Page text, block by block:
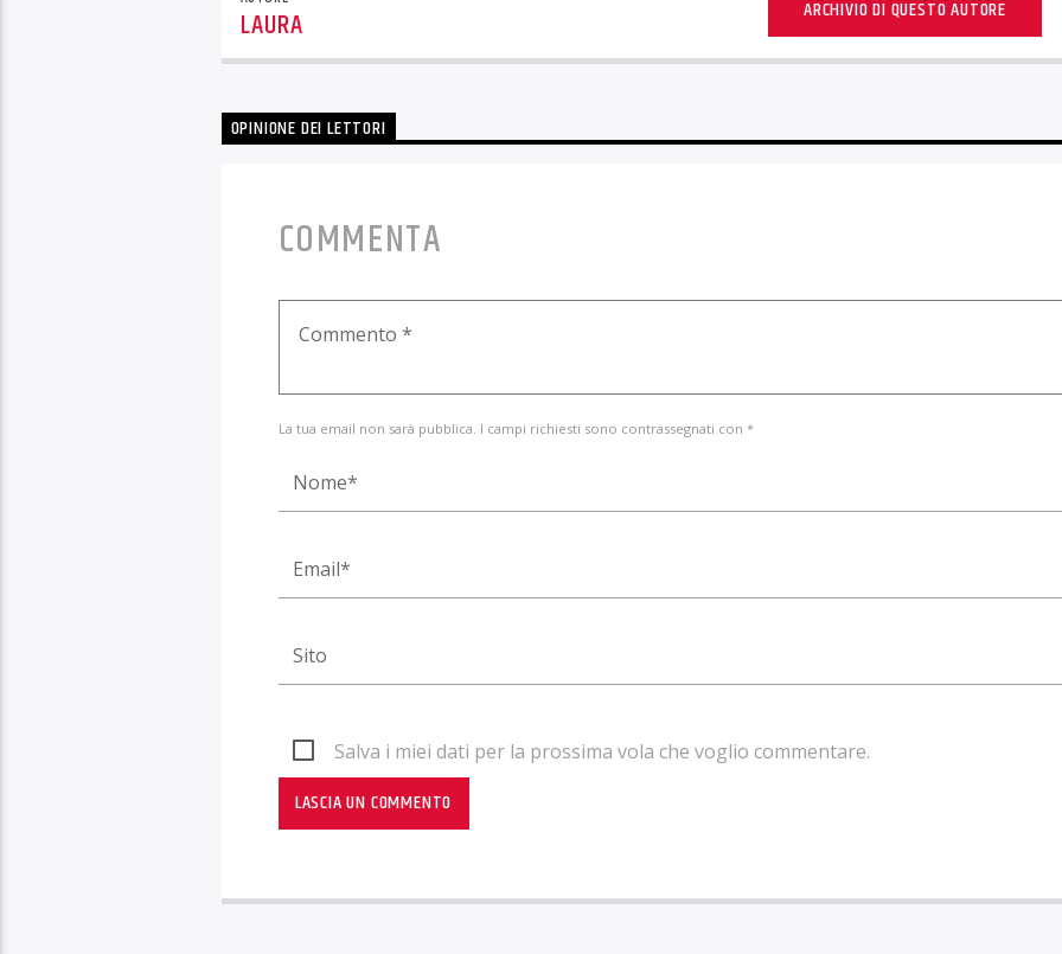
LAURA ARCHIVIO DI QUESTO AUTORE
OPINIONE DEI LETTORI
COMMENTA
La tua email non sarà pubblica. I campi richiesti sono contrassegnati con *
Salva i miei dati per la prossima vola che voglio commentare.